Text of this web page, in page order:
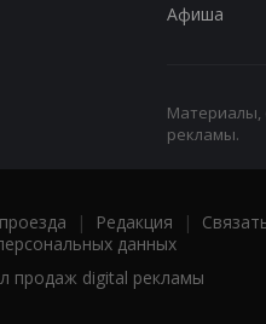
Афиша
Материалы,
рекламы.
| Редакция |
данных
продаж digital рекламы